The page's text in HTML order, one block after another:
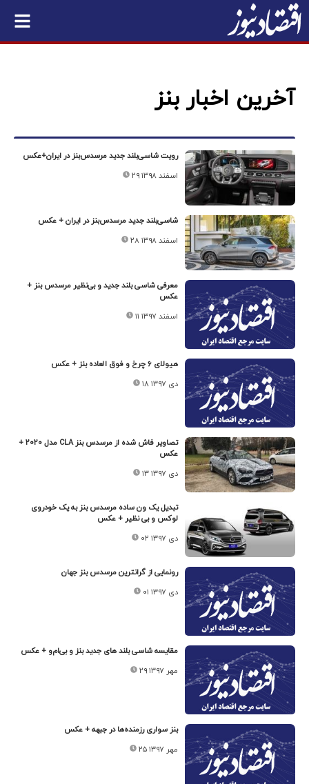
آخرین اخبار بنز
رویت شاسی‌بلند جدید مرسدس‌بنز در ایران+عکس
۲۹ اسفند ۱۳۹۸
شاسی‌بلند جدید مرسدس‌بنز در ایران + عکس
۲۸ اسفند ۱۳۹۸
معرفی شاسی بلند جدید و بی‌نظیر مرسدس بنز +
عکس
۱۱ اسفند ۱۳۹۷
هیولای ۶ چرخ و فوق العاده بنز + عکس
۱۸ دی ۱۳۹۷
تصاویر فاش شده از مرسدس بنز CLA مدل ۲۰۲۰ +
عکس
۱۳ دی ۱۳۹۷
تبدیل یک ون ساده مرسدس بنز به یک خودروی
لوکس و بی نظیر + عکس
۰۲ دی ۱۳۹۷
رونمایی از گرانترین مرسدس بنز جهان
۰۱ دی ۱۳۹۷
مقایسه شاسی بلند های جدید بنز و بی‌ام‌و + عکس
۲۹ مهر ۱۳۹۷
بنز سواری رزمنده‌ها در جبهه + عکس
۲۵ مهر ۱۳۹۷